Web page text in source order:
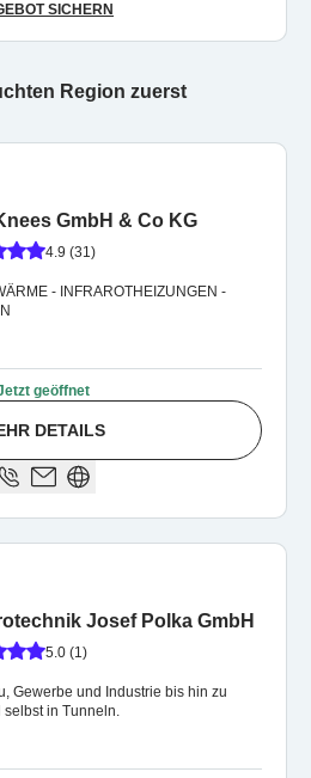
SICHERN
Region zuerst
GmbH & Co KG
4.9 (31)
- INFRAROTHEIZUNGEN -
geöffnet
DETAILS
Josef Polka GmbH
5.0 (1)
Gewerbe und Industrie bis hin zu
in Tunneln.